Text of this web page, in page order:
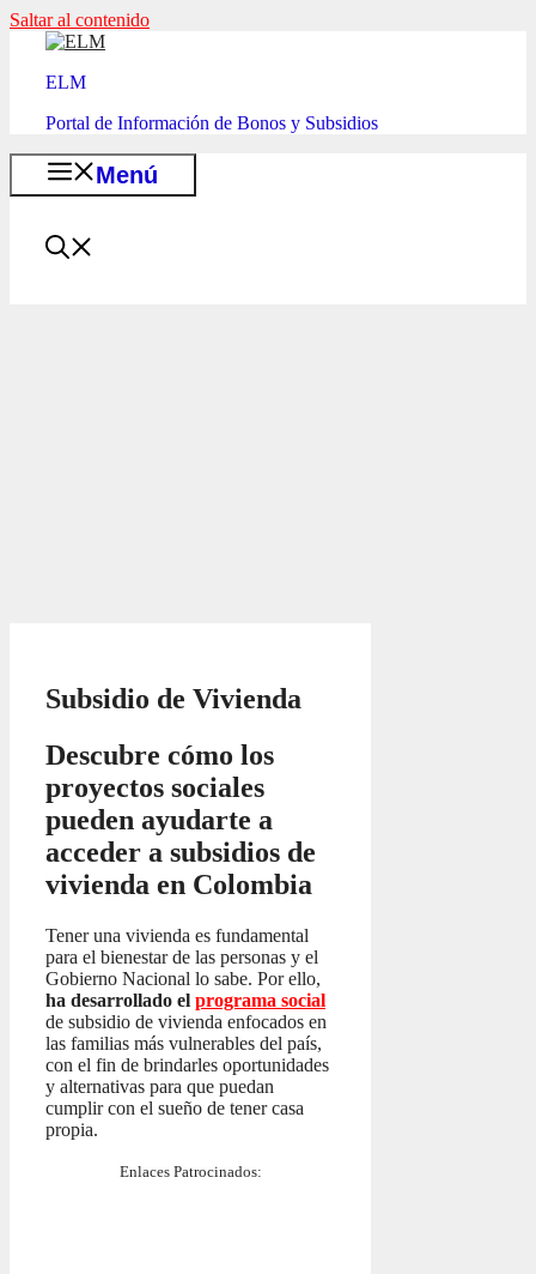
Saltar al contenido
ELM
Portal de Información de Bonos y Subsidios
Menú
Subsidio de Vivienda
Descubre cómo los
proyectos sociales
pueden ayudarte a
acceder a subsidios de
vivienda en Colombia
Tener una vivienda es fundamental
para el bienestar de las personas y el
Gobierno Nacional lo sabe. Por ello,
ha desarrollado el programa social
de subsidio de vivienda enfocados en
las familias más vulnerables del país,
con el fin de brindarles oportunidades
y alternativas para que puedan
cumplir con el sueño de tener casa
propia.
Enlaces Patrocinados: